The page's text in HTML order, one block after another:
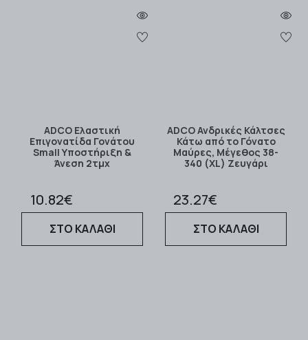
ADCO Ελαστική
Επιγονατίδα Γονάτου
Small Υποστήριξη &
Άνεση 2τμχ
10.82€
ΣΤΟ ΚΑΛΑΘΙ
ADCO Ανδρικές Κάλτσες
Κάτω από το Γόνατο
Μαύρες, Μέγεθος 38-
340 (XL) Ζευγάρι
23.27€
ΣΤΟ ΚΑΛΑΘΙ